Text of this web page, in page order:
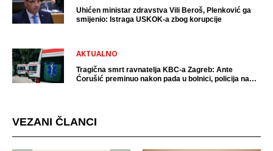
Uhićen ministar zdravstva Vili Beroš, Plenković ga
smijenio: Istraga USKOK-a zbog korupcije
AKTUALNO
Tragična smrt ravnatelja KBC-a Zagreb: Ante
Ćorušić preminuo nakon pada u bolnici, policija na
VEZANI ČLANCI